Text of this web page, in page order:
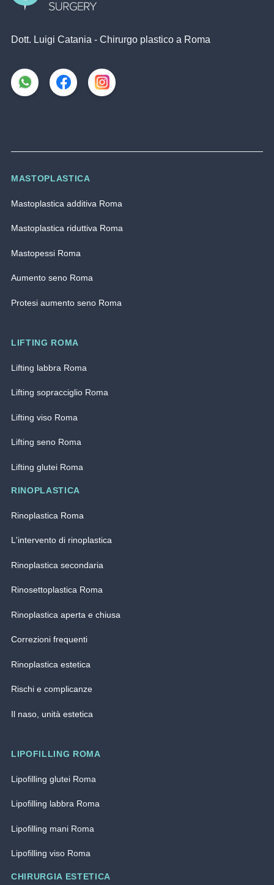
Dott. Luigi Catania - Chirurgo plastico a Roma
MASTOPLASTICA
Mastoplastica additiva Roma
Mastoplastica riduttiva Roma
Mastopessi Roma
Aumento seno Roma
Protesi aumento seno Roma
LIFTING ROMA
Lifting labbra Roma
Lifting sopracciglio Roma
Lifting viso Roma
Lifting seno Roma
Lifting glutei Roma
RINOPLASTICA
Rinoplastica Roma
L'intervento di rinoplastica
Rinoplastica secondaria
Rinosettoplastica Roma
Rinoplastica aperta e chiusa
Correzioni frequenti
Rinoplastica estetica
Rischi e complicanze
Il naso, unità estetica
LIPOFILLING ROMA
Lipofilling glutei Roma
Lipofilling labbra Roma
Lipofilling mani Roma
Lipofilling viso Roma
CHIRURGIA ESTETICA